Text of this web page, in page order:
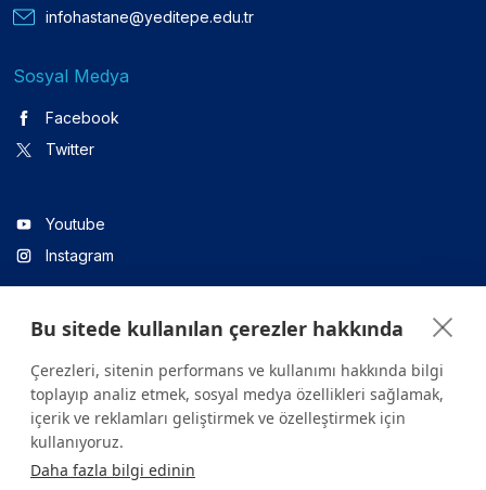
infohastane@yeditepe.edu.tr
Sosyal Medya
Facebook
Twitter
Youtube
Instagram
Linkedin
Sitede yer alan tüm içerikler yalnızca bilgilendirme amaçlıdır.
Sağlığınızla ilgili sorularınız için mutlaka doktoruza ya da bir sağlık
kuruluşuna başvurunuz.
Bu sitede kullanılan çerezler hakkında
Çerezleri, sitenin performans ve kullanımı hakkında bilgi
toplayıp analiz etmek, sosyal medya özellikleri sağlamak,
içerik ve reklamları geliştirmek ve özelleştirmek için
kullanıyoruz.
Daha fazla bilgi edinin